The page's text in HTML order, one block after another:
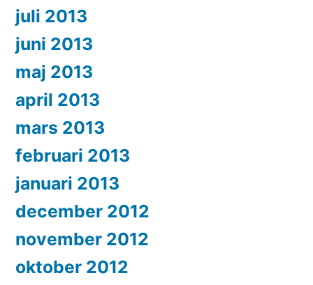
juli 2013
juni 2013
maj 2013
april 2013
mars 2013
februari 2013
januari 2013
december 2012
november 2012
oktober 2012